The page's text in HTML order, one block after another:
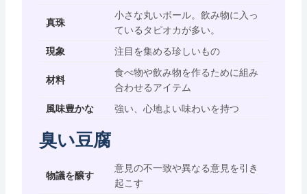
真珠
小さな丸いボール。飲み物に入っ
ているタピオカが多い。
現象
注目を集める珍しいもの
材料
食べ物や飲み物を作るために組み
合わせるアイテム
風味豊かな
強い、心地よい味わいを持つ
臭い豆腐
物議を醸す
意見の不一致や異なる意見を引き
起こす